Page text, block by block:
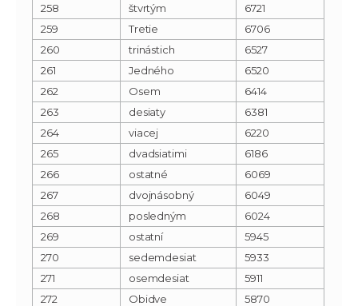
258
štvrtým
6721
259
Tretie
6706
260
trinástich
6527
261
Jedného
6520
262
Osem
6414
263
desiaty
6381
264
viacej
6220
265
dvadsiatimi
6186
266
ostatné
6069
267
dvojnásobný
6049
268
posledným
6024
269
ostatní
5945
270
sedemdesiat
5933
271
osemdesiat
5911
272
Obidve
5870